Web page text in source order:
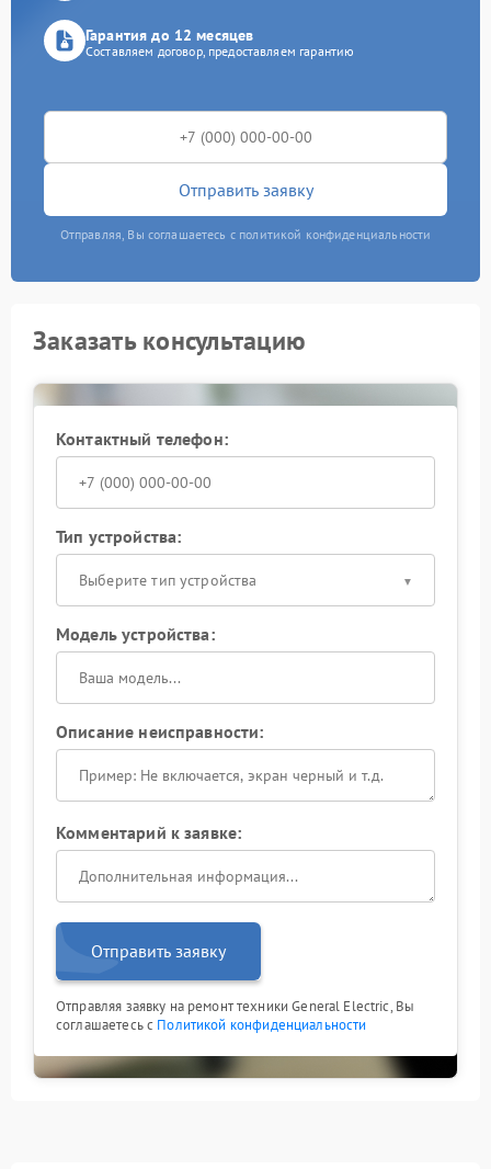
Гарантия до 12 месяцев
Составляем договор, предоставляем гарантию
Отправить заявку
Отправляя, Вы соглашаетесь с политикой конфиденциальности
Заказать консультацию
Контактный телефон:
Тип устройства:
Выберите тип устройства
Модель устройства:
Описание неисправности:
Комментарий к заявке:
Отправить заявку
Отправляя заявку на ремонт техники General Electric, Вы
соглашаетесь с Политикой конфиденциальности